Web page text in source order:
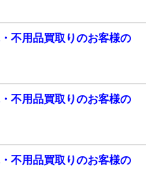
不用品買取りのお客様の
不用品買取りのお客様の
不用品買取りのお客様の